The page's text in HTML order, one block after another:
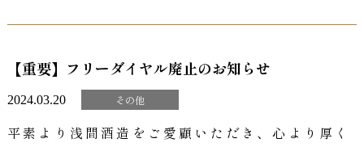
2024.03.20 その他
【重要】フリーダイヤル廃止のお知らせ
平素より浅間酒造をご愛顧いただき、心より厚く